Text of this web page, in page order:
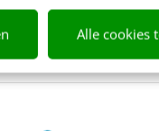
Alle cookies